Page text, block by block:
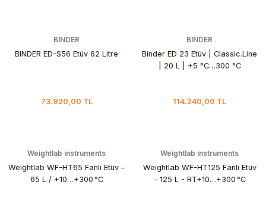
BINDER
BINDER ED-S56 Etüv 62 Litre
73.920,00 TL
BINDER
Binder ED 23 Etüv | Classic.Line
| 20 L | +5 °C…300 °C
114.240,00 TL
Weightlab instruments
Weightlab WF-HT65 Fanlı Etüv –
65 L / +10…+300 °C
Weightlab instruments
Weightlab WF-HT125 Fanlı Etüv
– 125 L - RT+10…+300 °C